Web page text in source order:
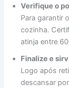
Verifique o
Para garantir
cozinha.
atinja entre
Finalize e
Logo após
descansar